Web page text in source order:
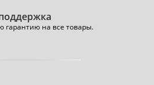
на все товары.